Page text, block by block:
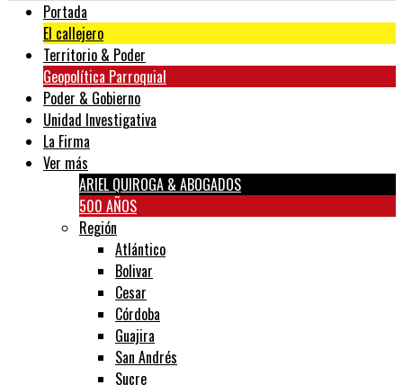
Portada
El callejero
Territorio & Poder
Geopolítica Parroquial
Poder & Gobierno
Unidad Investigativa
La Firma
Ver más
ARIEL QUIROGA & ABOGADOS
500 AÑOS
Región
Atlántico
Bolivar
Cesar
Córdoba
Guajira
San Andrés
Sucre